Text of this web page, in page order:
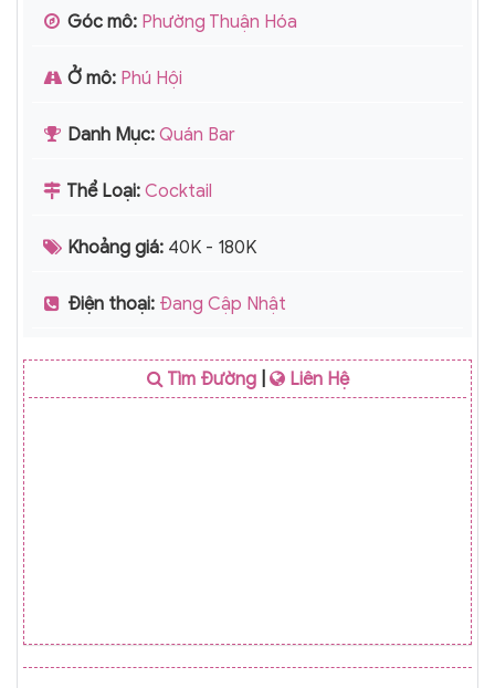
Góc mô: Phường Thuận Hóa
Ở mô: Phú Hội
Danh Mục: Quán Bar
Thể Loại: Cocktail
Khoảng giá: 40K - 180K
Điện thoại: Đang Cập Nhật
Tìm Đường Liên Hệ